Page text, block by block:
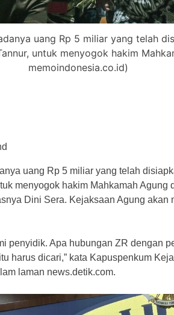
uang Rp 5 miliar yang telah
untuk menyogok hakim
memoindonesia.co.id)
uang Rp 5 miliar yang telah
menyogok hakim Mahkamah Agung
Dini Sera. Kejaksaan Agung akan
penyidik. Apa hubungan ZR dengan
harus dicari,” kata Kapuspenkum
laman news.detik.com.